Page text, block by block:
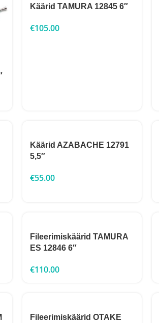
Käärid TAMURA 12845 6″
€105.00
Käärid AZABACHE 12791
5,5″
€55.00
Fileerimiskäärid TAMURA
ES 12846 6″
€110.00
Fileerimiskäärid OTAKE